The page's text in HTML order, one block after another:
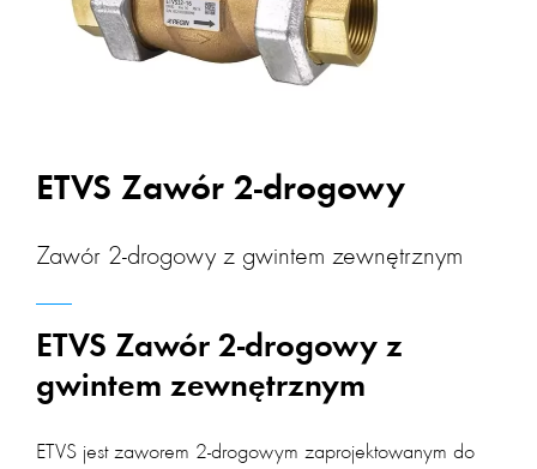
ETVS Zawór 2-drogowy
Zawór 2-drogowy z gwintem zewnętrznym
ETVS Zawór 2-drogowy z
gwintem zewnętrznym
ETVS jest zaworem 2-drogowym zaprojektowanym do